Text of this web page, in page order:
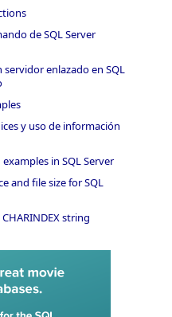
de SQL Server
enlazado en SQL
y uso de información
in SQL Server
and file size for SQL
CHARINDEX string